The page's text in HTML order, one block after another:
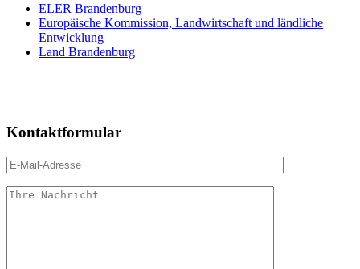
ELER Brandenburg
Europäische Kommission, Landwirtschaft und ländliche
Entwicklung
Land Brandenburg
Kontaktformular